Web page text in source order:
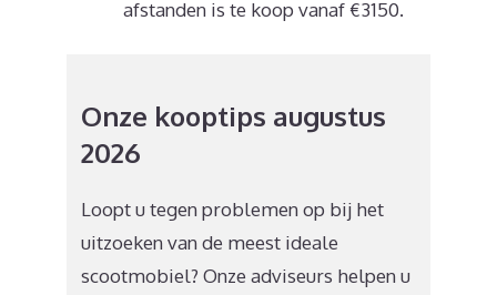
afstanden is te koop vanaf €3150.
Onze kooptips augustus
2026
Loopt u tegen problemen op bij het
uitzoeken van de meest ideale
scootmobiel? Onze adviseurs helpen u